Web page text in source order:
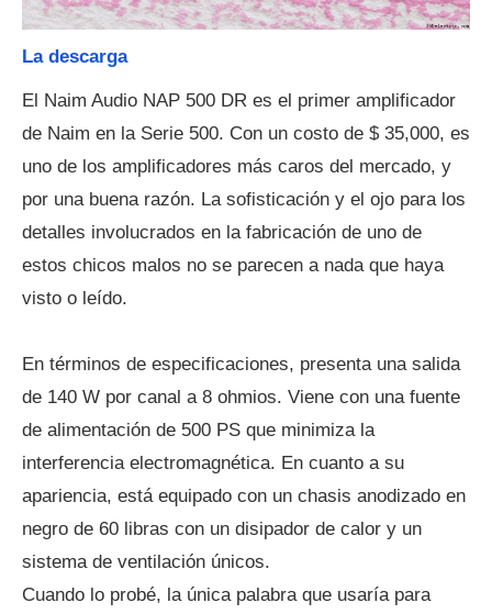
La descarga
El Naim Audio NAP 500 DR es el primer amplificador
de Naim en la Serie 500. Con un costo de $ 35,000, es
uno de los amplificadores más caros del mercado, y
por una buena razón. La sofisticación y el ojo para los
detalles involucrados en la fabricación de uno de
estos chicos malos no se parecen a nada que haya
visto o leído.
En términos de especificaciones, presenta una salida
de 140 W por canal a 8 ohmios. Viene con una fuente
de alimentación de 500 PS que minimiza la
interferencia electromagnética. En cuanto a su
apariencia, está equipado con un chasis anodizado en
negro de 60 libras con un disipador de calor y un
sistema de ventilación únicos.
Cuando lo probé, la única palabra que usaría para